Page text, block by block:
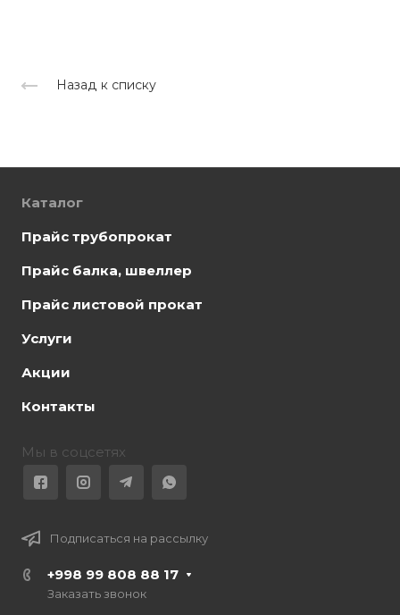
Назад к списку
Каталог
Прайс трубопрокат
Прайс балка, швеллер
Прайс листовой прокат
Услуги
Акции
Контакты
Мы в соцсетях
Подписаться на рассылку
+998 99 808 88 17
Заказать звонок